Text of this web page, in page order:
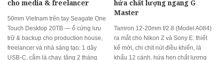
cho media & freelancer
50mm Vietnam trên tay Seagate One
Touch Desktop 20TB — ổ cứng lưu
trữ & backup cho production house,
freelancer và nhà sáng tạo: 1 dây
USB-C, cắm là chạy, tặng 2 tháng
hứa chất lượng ngang G
Master
Tamron 12-20mm f/2.8 (Model A084)
ra mắt cho Nikon Z và Sony E: thiết
kế mới, chi chít nút điều khiển, lá
khẩu 12 cánh, hứa hẹn chất lượng